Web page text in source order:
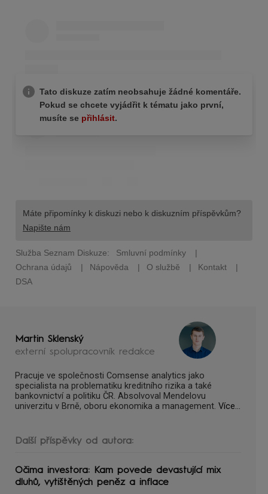
Martin Sklenský
externí spolupracovník redakce
Pracuje ve společnosti Comsense analytics jako
specialista na problematiku kreditního rizika a také
bankovnictví a politiku ČR. Absolvoval Mendelovu
univerzitu v Brně, oboru ekonomika a management. Více...
Další příspěvky od autora:
Očima investora: Kam povede devastující mix
dluhů, vytištěných peněz a inflace